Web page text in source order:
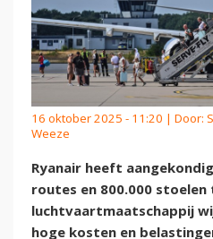
16 oktober 2025 - 11:20 | Door:
Weeze
Ryanair heeft
routes en 800.000 stoelen
luchtvaartmaatschappij
hoge kosten en